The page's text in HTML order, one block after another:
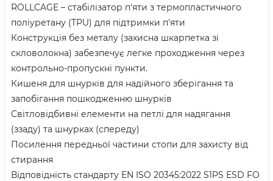
ROLLCAGE – стабілізатор п'яти з термопластичного
поліуретану (TPU) для підтримки п'яти
Конструкція без металу (захисна шкарпетка зі
скловолокна) забезпечує легке проходження через
контрольно-пропускні пункти.
Кишеня для шнурків для надійного зберігання та
запобігання пошкодженню шнурків
Світловідбивні елементи на петлі для надягання
(ззаду) та шнурках (спереду)
Посилення передньої частини стопи для захисту від
стирання
Відповідність стандарту EN ISO 20345:2022 S1PS ESD FO